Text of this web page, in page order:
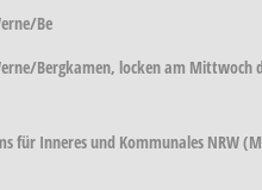
Be
Bergkamen, locken am Mittwoch
für Inneres und Kommunales NRW